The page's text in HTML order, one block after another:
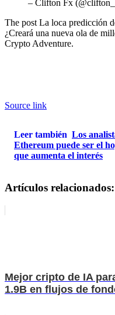
– Clifton Fx
The post La loca predicción
¿Creará una nueva ola de
Crypto Adventure.
Source link
Leer también Los
Ethereum puede ser el
que aumenta el interés
Artículos relacionados:
Mejor cripto de IA
1.9B en flujos de